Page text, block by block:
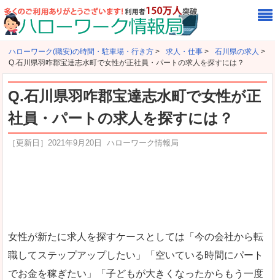
ハローワーク(職安)の時間・駐車場・行き方 > 求人・仕事 > 石川県の求人 >
Q.石川県羽咋郡宝達志水町で女性が正社員・パートの求人を探すには？
Q.石川県羽咋郡宝達志水町で女性が正
社員・パートの求人を探すには？
［更新日］ 2021年9月20日 ハローワーク情報局
女性が新たに求人を探すケースとしては「今の会社から転
職してステップアップしたい」「空いている時間にパート
でお金を稼ぎたい」「子どもが大きくなったからもう一度